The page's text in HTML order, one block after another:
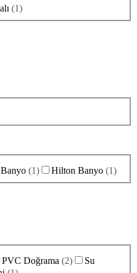
(1)
(1) Hilton Banyo (1)
PVC Doğrama (2)
Su